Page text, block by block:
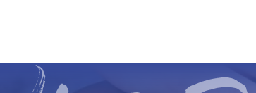
Qui sommes-nous ?